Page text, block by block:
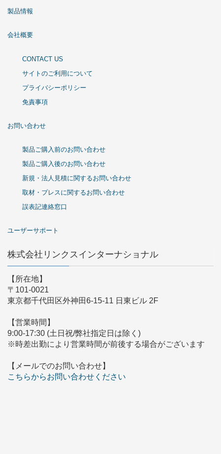
製品情報
会社概要
CONTACT US
サイトのご利用について
プライバシーポリシー
免責事項
お問い合わせ
製品ご購入前のお問い合わせ
製品ご購入後のお問い合わせ
新規・法人見積に関するお問い合わせ
取材・プレスに関するお問い合わせ
誤表記連絡窓口
ユーザーサポート
株式会社リンクスインターナショナル
【所在地】
〒101-0021
東京都千代田区外神田6-15-11 日東ビル 2F
【営業時間】
9:00-17:30 (土日祝/弊社指定日は除く)
※時差出勤により営業時間が前後する場合がございます
【メールでのお問い合わせ】
こちらからお問い合わせください